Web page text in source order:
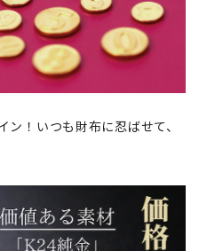
ン！いつも財布に忍ばせて、